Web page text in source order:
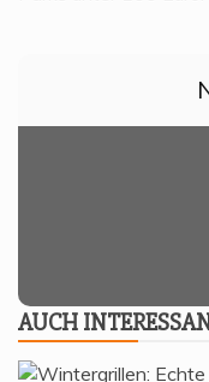
AUCH